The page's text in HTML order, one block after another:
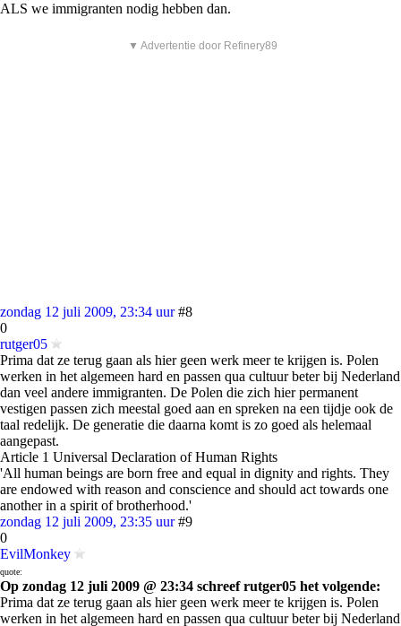
ALS we immigranten nodig hebben dan.
▼ Advertentie door Refinery89
zondag 12 juli 2009, 23:34 uur #8
0
rutger05
Prima dat ze terug gaan als hier geen werk meer te krijgen is. Polen
werken in het algemeen hard en passen qua cultuur beter bij Nederland
dan veel andere immigranten. De Polen die zich hier permanent
vestigen passen zich meestal goed aan en spreken na een tijdje ook de
taal redelijk. De generatie die daarna komt is zo goed als helemaal
aangepast.
Article 1 Universal Declaration of Human Rights
'All human beings are born free and equal in dignity and rights. They
are endowed with reason and conscience and should act towards one
another in a spirit of brotherhood.'
zondag 12 juli 2009, 23:35 uur #9
0
EvilMonkey
quote:
Op zondag 12 juli 2009 @ 23:34 schreef rutger05 het volgende:
Prima dat ze terug gaan als hier geen werk meer te krijgen is. Polen
werken in het algemeen hard en passen qua cultuur beter bij Nederland